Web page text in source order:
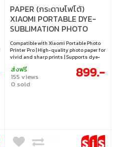
PAPER (กระดาษโฟโต้)
XIAOMI PORTABLE DYE-
SUBLIMATION PHOTO
PAPER STICKERS
50SHEETS - BHR082OGL
Compatible with Xiaomi Portable Photo
Printer Pro | High-quality photo paper for
vivid and sharp prints | Supports dye-
Automatic lamination helps resist
moisture and fading | Ideal for printing
and preserving everyday memories
ส่งฟรี
155 views
0 sold
899.-